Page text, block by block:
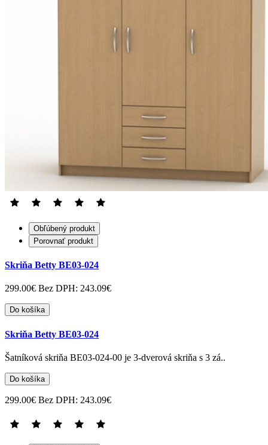
Obľúbený produkt
Porovnať produkt
Skriňa Betty BE03-024
299.00€ Bez DPH: 243.09€
Do košíka
Skriňa Betty BE03-024
Šatníková skriňa BE03-024-00 je 3-dverová skriňa s 3 zá..
Do košíka
299.00€ Bez DPH: 243.09€